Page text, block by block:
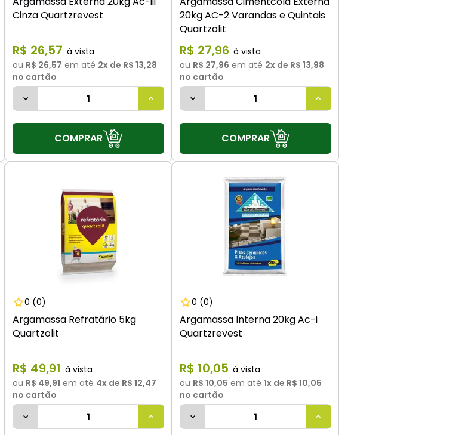
Cinza Quartzrevest
R$ 26,57
ou R$ 26,57 em até 2x de R$ 13,28
no cartão
COMPRAR
20kg AC-2 Varandas e Quintais
Quartzolit
R$ 27,96
ou R$ 27,96 em até 2x de R$ 13,98
no cartão
COMPRAR
0 (0)
Argamassa Refratário 5kg
Quartzolit
R$ 49,91
ou R$ 49,91 em até 4x de R$ 12,47
no cartão
0 (0)
Argamassa Interna 20kg Ac-i
Quartzrevest
R$ 10,05
ou R$ 10,05 em até 1x de R$ 10,05
no cartão